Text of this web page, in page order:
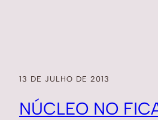
13 DE JULHO DE 2013
NÚCLEO NO